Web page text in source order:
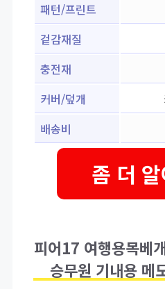
패턴/프린트
겉감재질
충전재
커버/덮개
배송비
좀 더
피어17 여행용목베
승무원 기내용 메